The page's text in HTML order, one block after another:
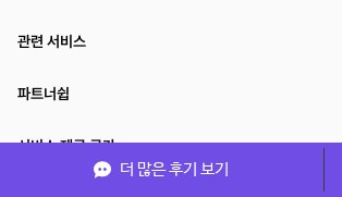
더 많은 후기 보기
관련 서비스
파트너쉽
서비스 제공 국가